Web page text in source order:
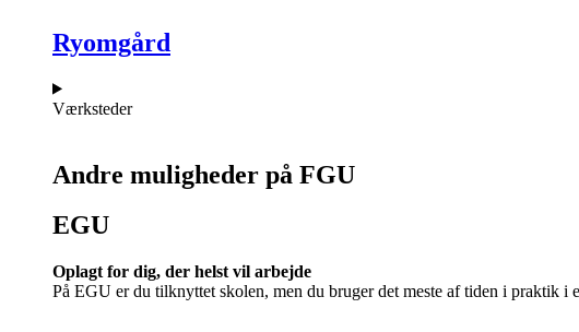
Ryomgård
Værksteder
Andre muligheder på FGU
EGU​
Oplagt for dig, der helst vil arbejde
På EGU er du tilknyttet skolen, men du bruger det meste af tiden i praktik i